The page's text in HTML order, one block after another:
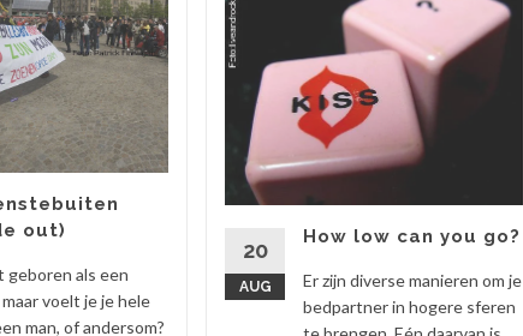
out)
geboren als een
voelt je je hele
man, of andersom?
20
AUG
How low can you go?
Er zijn diverse manieren om je
bedpartner in hogere sferen